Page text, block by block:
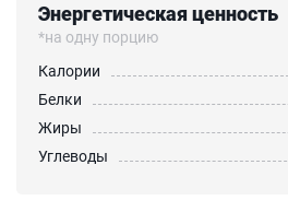
Энергетическая ценность
*на одну порцию
Калории
Белки
Жиры
Углеводы